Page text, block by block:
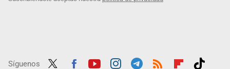
Síguenos